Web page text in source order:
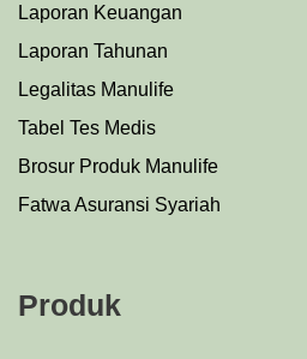
Laporan Keuangan
Laporan Tahunan
Legalitas Manulife
Tabel Tes Medis
Brosur Produk Manulife
Fatwa Asuransi Syariah
Produk